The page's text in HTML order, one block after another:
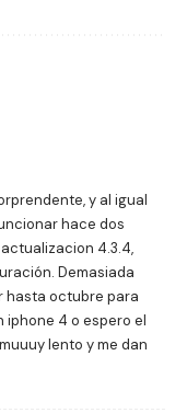
y al igual
hace dos
4.3.4,
Demasiada
hasta octubre para
iphone 4 o espero el
lento y me dan